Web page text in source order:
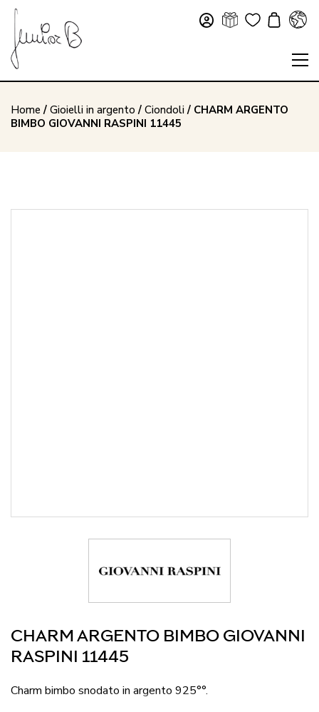
Home / Gioielli in argento / Ciondoli/ CHARM ARGENTO
BIMBO GIOVANNI RASPINI 11445
CHARM ARGENTO BIMBO GIOVANNI
RASPINI 11445
Charm bimbo snodato in argento 925°°.